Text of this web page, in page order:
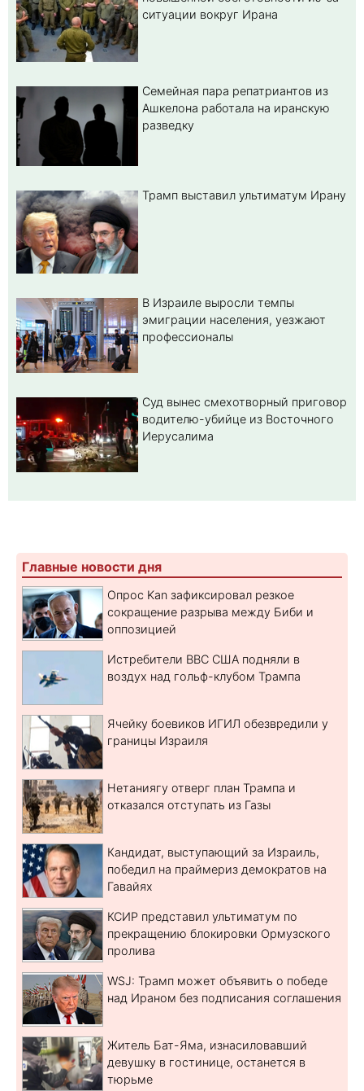
ситуации вокруг Ирана
Семейная пара репатриантов из
Ашкелона работала на иранскую
разведку
Трамп выставил ультиматум Ирану
В Израиле выросли темпы
эмиграции населения, уезжают
профессионалы
Суд вынес смехотворный приговор
водителю-убийце из Восточного
Иерусалима
Главные новости дня
Опрос Kan зафиксировал резкое
сокращение разрыва между Биби и
оппозицией
Истребители ВВС США подняли в
воздух над гольф-клубом Трампа
Ячейку боевиков ИГИЛ обезвредили у
границы Израиля
Нетаниягу отверг план Трампа и
отказался отступать из Газы
Кандидат, выступающий за Израиль,
победил на праймериз демократов на
Гавайях
КСИР представил ультиматум по
прекращению блокировки Ормузского
пролива
WSJ: Трамп может объявить о победе
над Ираном без подписания соглашения
Житель Бат-Яма, изнасиловавший
девушку в гостинице, останется в
тюрьме